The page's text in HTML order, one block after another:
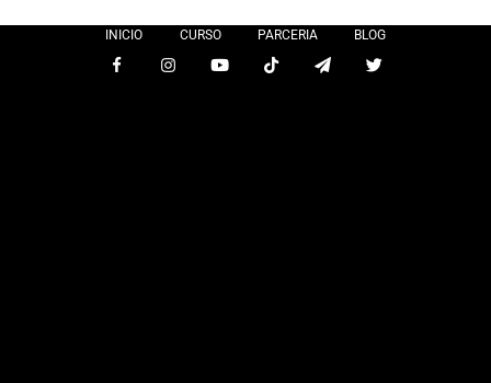
INICIO CURSO PARCERIA BLOG